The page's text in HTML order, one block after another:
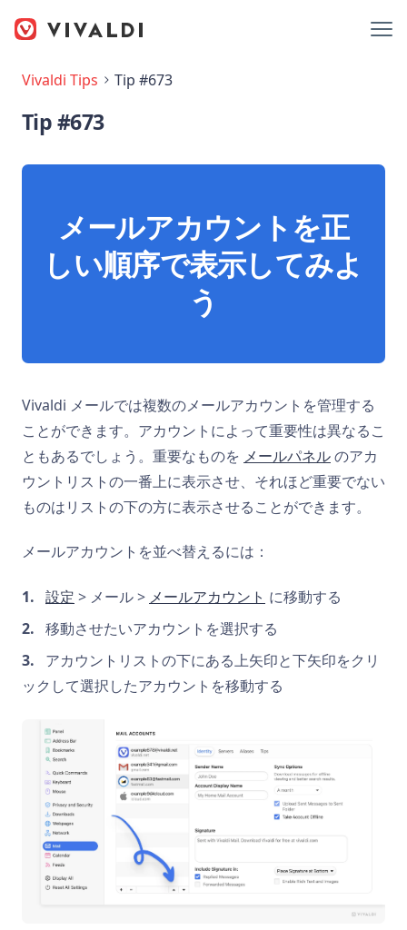
Vivaldi Tips Tip #673
Tip #673
メールアカウントを正
しい順序で表示してみよ
う
Vivaldi メールでは複数のメールアカウントを管理する
ことができます。アカウントによって重要性は異なるこ
ともあるでしょう。重要なものを メールパネルのアカ
ウントリストの一番上に表示させ、それほど重要でない
ものはリストの下の方に表示させることができます。
メールアカウントを並べ替えるには：
設定 > メール > メールアカウント に移動する
移動させたいアカウントを選択する
アカウントリストの下にある上矢印と下矢印をクリ
ックして選択したアカウントを移動する